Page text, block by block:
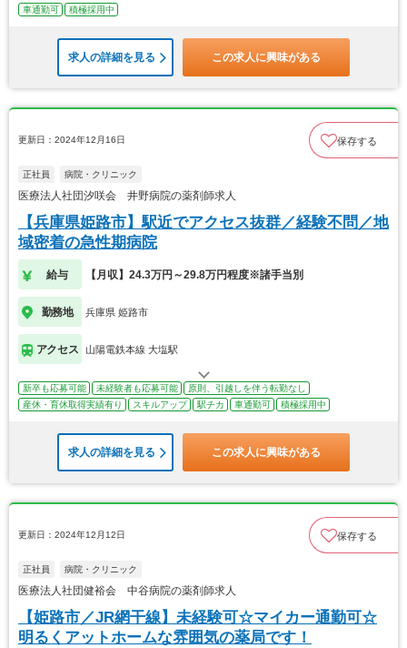
車通勤可
積極採用中
求人の詳細を見る この求人に興味がある
更新日：2024年12月16日 保存する
正社員 病院・クリニック
医療法人社団汐咲会 井野病院の薬剤師求人
【兵庫県姫路市】駅近でアクセス抜群／経験不問／地
域密着の急性期病院
給与 【月収】24.3万円～29.8万円程度※諸手当別
勤務地 兵庫県 姫路市
アクセス 山陽電鉄本線 大塩駅
新卒も応募可能 未経験者も応募可能
原則、引越しを伴う転勤なし
産休・育休取得実績有り
スキルアップ 駅チカ 車通勤可 積極採用中
求人の詳細を見る この求人に興味がある
更新日：2024年12月12日 保存する
正社員 病院・クリニック
医療法人社団健裕会 中谷病院の薬剤師求人
【姫路市／JR網干線】未経験可☆マイカー通勤可☆
明るくアットホームな雰囲気の薬局です！